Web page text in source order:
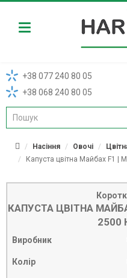
Harvest
+38 077 240 80 05
+38 068 240 80 05
Насіння Овочі
Капуста цвітна Майбах F1 |
КАПУСТА ЦВІТНА
2500
Виробник
Колір